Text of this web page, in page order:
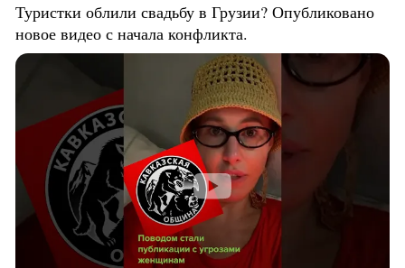
Туристки облили свадьбу в Грузии? Опубликовано
новое видео с начала конфликта.